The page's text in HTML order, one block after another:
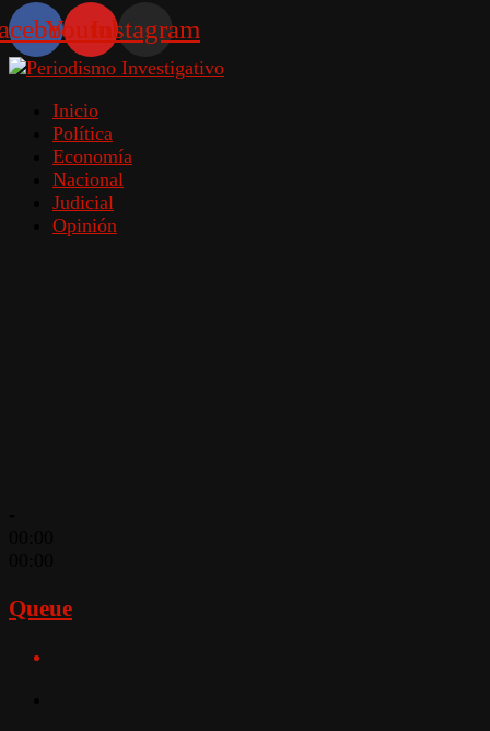
YoutubeInstagram
Inicio
Política
Economía
Nacional
Judicial
Opinión
Queue